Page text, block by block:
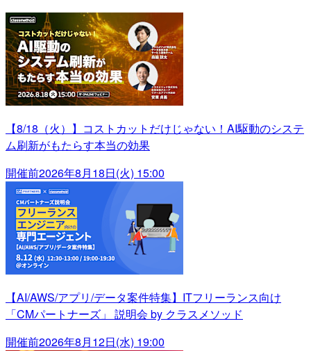
【8/18（火）】コストカットだけじゃない！AI駆動のシステ
ム刷新がもたらす本当の効果
開催前2026年8月18日(火) 15:00
【AI/AWS/アプリ/データ案件特集】ITフリーランス向け
「CMパートナーズ」 説明会 by クラスメソッド
開催前2026年8月12日(水) 19:00